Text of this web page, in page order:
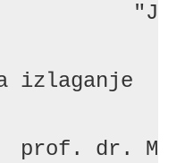
izlaganje
prof. dr.